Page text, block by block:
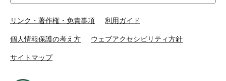
リンク・著作権・免責事項 利用ガイド
個人情報保護の考え方 ウェブアクセシビリティ方針
サイトマップ